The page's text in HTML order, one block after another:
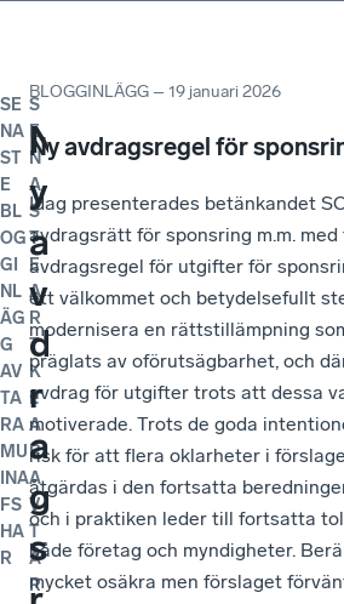
SE
NA
ST
E
BL
OG
GI
NL
ÄG
G
AV
TA
RA
MU
INA
FS
HA
R
N
y
a
v
d
r
a
g
s
N
ö
d
v
ä
n
d
i
g
S
k
a
t
t
e
r
e
d
E
U
u
p
p
m
a
n
a
V
ä
l
k
o
m
m
e
t
D
a
g
s
f
ö
r
l
a
N
e
w
a
n
a
l
y
s
Ä
n
t
l
i
g
e
n
r
N
y
t
t
E
U
-
d
i
P
o
t
e
n
t
i
a
l
E
n
k
l
a
r
e
m
o
V
ä
l
k
o
m
m
e
n
S
a
m
s
y
n
m
e
d
F
ö
r
s
t
ä
r
k
t
D
a
g
s
a
t
t
f
i
F
l
e
r
a
l
ä
n
d
S
E
N
A
S
T
E
A
R
T
K
L
A
R
A
V
T
A
R
BLOGGINLÄGG –19 januari 2026
Ny avdragsregel för
Idag presenterades betänkandet
avdragsrätt för sponsring m.m.
avdragsregel för utgifter för
ett välkommet och betydelsefullt
modernisera en rättstillämpning
präglats av oförutsägbarhet, och
avdrag för utgifter trots att dessa
motiverade. Trots de goda
risk för att flera oklarheter i
åtgärdas i den fortsatta
och i praktiken leder till fortsatta
både företag och myndigheter.
mycket osäkra men förslaget